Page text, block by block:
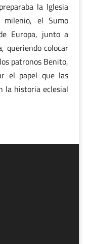
la Iglesia
el Sumo
Europa, junto a
queriendo colocar
patronos Benito,
el papel que las
la historia eclesial